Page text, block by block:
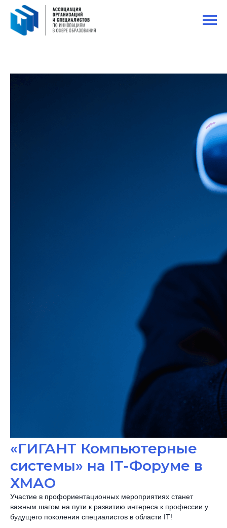
«ГИГАНТ Компьютерные
системы» на IT-Форуме в
ХМАО
Участие в профориентационных мероприятиях станет
важным шагом на пути к развитию интереса к профессии у
будущего поколения специалистов в области IT!